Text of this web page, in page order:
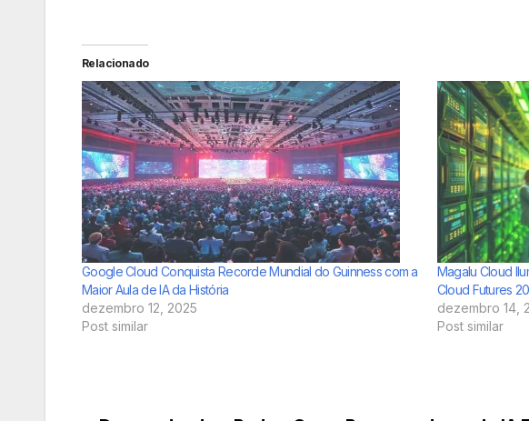
Relacionado
Google Cloud Conquista Recorde Mundial do Guinness com a
Maior Aula de IA da História
dezembro 12, 2025
Post similar
Magalu Cloud
Cloud Futures
dezembro 14,
Post similar